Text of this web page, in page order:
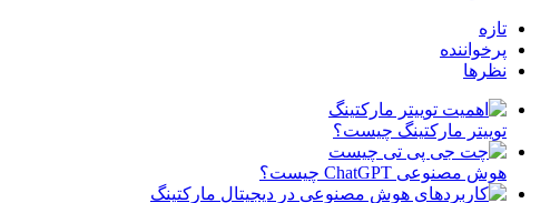
تازه
پرخواننده
نظرها
توییتر مارکتینگ چیست؟
هوش مصنوعی ChatGPT چیست؟